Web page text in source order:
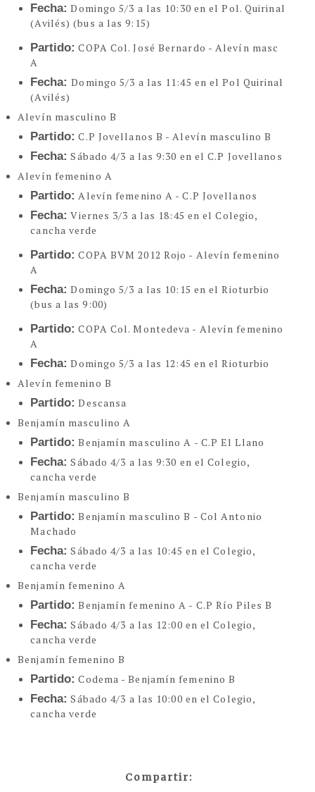
Fecha: Domingo 5/3 a las 10:30 en el Pol. Quirinal
(Avilés) (bus a las 9:15)
Partido: COPA Col. José Bernardo - Alevín masc
A
Fecha:Domingo 5/3 a las 11:45 en el Pol Quirinal
(Avilés)
Alevín masculino B
Partido: C.P Jovellanos B - Alevín masculino B
Fecha: Sábado 4/3 a las 9:30 en el C.P Jovellanos
Alevín femenino A
Partido: Alevín femenino A - C.P Jovellanos
Fecha: Viernes 3/3 a las 18:45 en el Colegio,
cancha verde
Partido: COPA BVM 2012 Rojo - Alevín femenino
A
Fecha: Domingo 5/3 a las 10:15 en el Rioturbio
(bus a las 9:00)
Partido: COPA Col. Montedeva - Alevín femenino
A
Fecha: Domingo 5/3 a las 12:45 en el Rioturbio
Alevín femenino B
Partido: Descansa
Benjamín masculino A
Partido: Benjamín masculino A - C.P El Llano
Fecha: Sábado 4/3 a las 9:30 en el Colegio,
cancha verde
Benjamín masculino B
Partido: Benjamín masculino B - Col Antonio
Machado
Fecha: Sábado 4/3 a las 10:45 en el Colegio,
cancha verde
Benjamín femenino A
Partido: Benjamín femenino A - C.P Río Piles B
Fecha: Sábado 4/3 a las 12:00 en el Colegio,
cancha verde
Benjamín femenino B
Partido: Codema - Benjamín femenino B
Fecha: Sábado 4/3 a las 10:00 en el Colegio,
cancha verde
Compartir: